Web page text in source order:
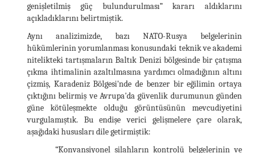
genişletilmiş güç bulundurulması” kararı aldıklarını
açıkladıklarını belirtmiştik.
Aynı analizimizde, bazı NATO-Rusya belgelerinin
hükümlerinin yorumlanması konusundaki teknik ve akademi
nitelikteki tartışmaların Baltık Denizi bölgesinde bir çatışma
çıkma ihtimalinin azaltılmasına yardımcı olmadığının altını
çizmiş, Karadeniz Bölgesi'nde de benzer bir eğilimin ortaya
çıktığını belirmiş ve Avrupa'da güvenlik durumunun günden
güne kötüleşmekte olduğu görüntüsünün mevcudiyetini
vurgulamıştık. Bu endişe verici gelişmelere çare olarak,
aşağıdaki hususları dile getirmiştik:
“Konvansiyonel silahların kontrolü belgelerinin ve